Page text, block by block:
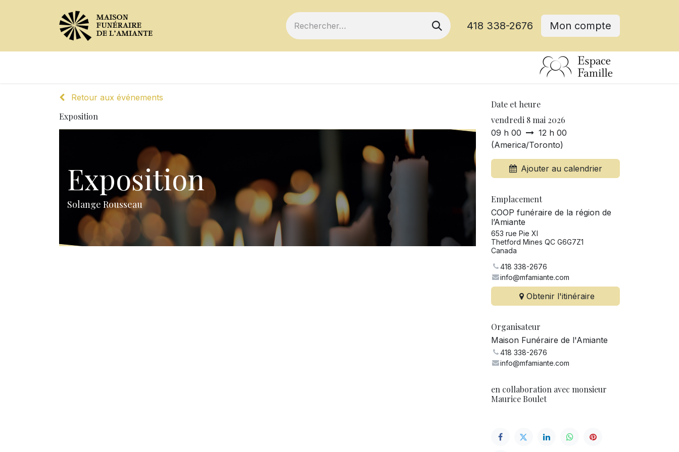
418 338-2676 Mon compte
Retour aux événements
Exposition
Exposition
Solange Rousseau
Date et heure
vendredi 8 mai 2026
09 h 00
12 h 00
(America/Toronto)
Ajouter au calendrier
Emplacement
COOP funéraire de la région de
l’Amiante
653 rue Pie XI
Thetford Mines QC G6G7Z1
Canada
418 338-2676
info@mfamiante.com
Obtenir l'itinéraire
Organisateur
Maison Funéraire de l'Amiante
418 338-2676
info@mfamiante.com
en collaboration avec monsieur
Maurice Boulet